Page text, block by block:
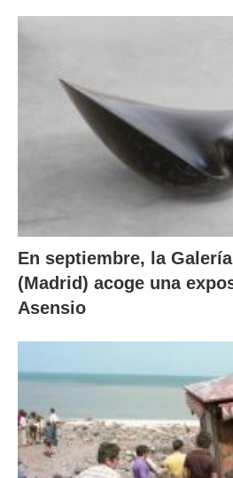
En septiembre, la
(Madrid) acoge una
Asensio